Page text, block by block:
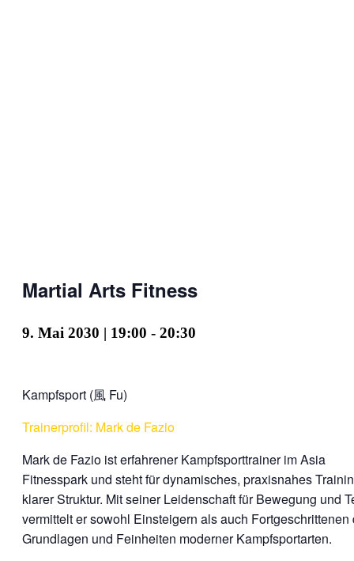
Martial Arts Fitness
9. Mai 2030 | 19:00 - 20:30
Kampfsport (風 Fu)
Trainerprofil: Mark de Fazio
Mark de Fazio ist erfahrener Kampfsporttrainer im Asia
Fitnesspark und steht für dynamisches, praxisnahes
klarer Struktur. Mit seiner Leidenschaft für Bewegung und
vermittelt er sowohl Einsteigern als auch Fortgeschrittenen
Grundlagen und Feinheiten moderner Kampfsportarten.